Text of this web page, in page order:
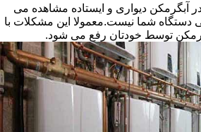
آبگرمکن دیواری و ایستاده مشاهده می
دستگاه شما نیست.معمولا این مشکلات با
توسط خودتان رفع می شود.